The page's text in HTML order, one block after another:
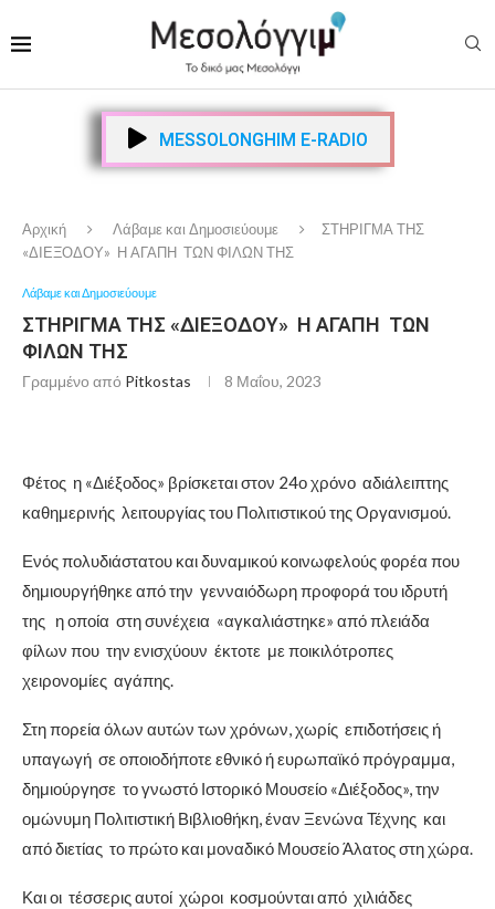
MESSOLONGHIM E-RADIO
Αρχική Λάβαμε και Δημοσιεύουμε
ΣΤΗΡΙΓΜΑ ΤΗΣ
«ΔΙΕΞΟΔΟΥ» Η ΑΓΑΠΗ ΤΩΝ ΦΙΛΩΝ ΤΗΣ
Λάβαμε και Δημοσιεύουμε
ΣΤΗΡΙΓΜΑ ΤΗΣ «ΔΙΕΞΟΔΟΥ» Η ΑΓΑΠΗ ΤΩΝ
ΦΙΛΩΝ ΤΗΣ
Γραμμένο από Pitkostas 8 Μαΐου, 2023
Φέτος η «Διέξοδος» βρίσκεται στον 24ο χρόνο αδιάλειπτης
καθημερινής λειτουργίας του Πολιτιστικού της Οργανισμού.
Ενός πολυδιάστατου και δυναμικού κοινωφελούς φορέα που
δημιουργήθηκε από την γενναιόδωρη προφορά του ιδρυτή
της η οποία στη συνέχεια «αγκαλιάστηκε» από πλειάδα
φίλων που την ενισχύουν έκτοτε με ποικιλότροπες
χειρονομίες αγάπης.
Στη πορεία όλων αυτών των χρόνων, χωρίς επιδοτήσεις ή
υπαγωγή σε οποιοδήποτε εθνικό ή ευρωπαϊκό πρόγραμμα,
δημιούργησε το γνωστό Ιστορικό Μουσείο «Διέξοδος», την
ομώνυμη Πολιτιστική Βιβλιοθήκη, έναν Ξενώνα Τέχνης και
από διετίας το πρώτο και μοναδικό Μουσείο Άλατος στη χώρα.
Και οι τέσσερις αυτοί χώροι κοσμούνται από χιλιάδες